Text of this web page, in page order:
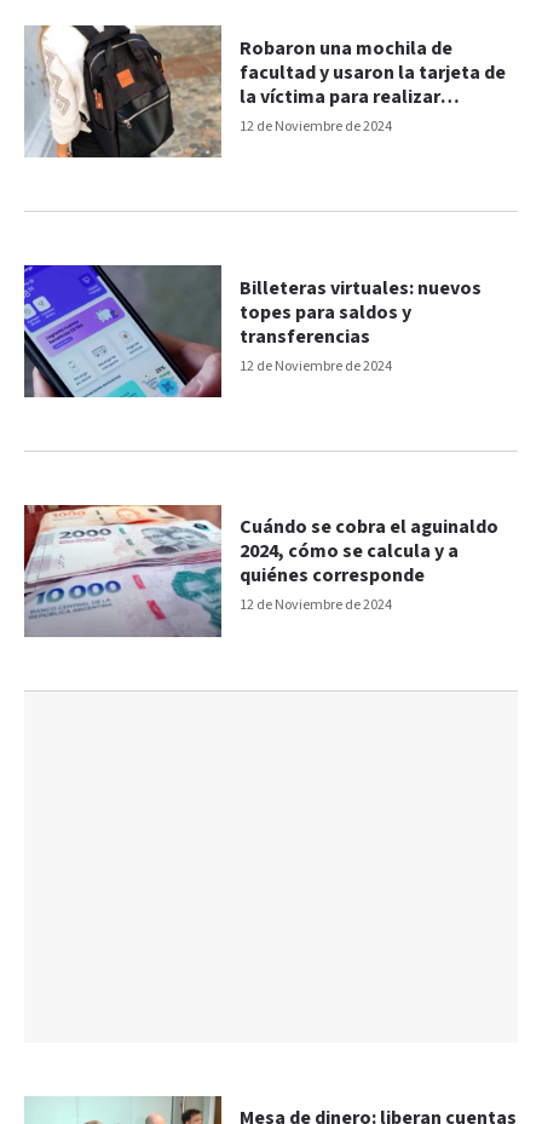
12 de Noviembre de 2024
Robaron una mochila de
facultad y usaron la tarjeta de
la víctima para realizar
compras
12 de Noviembre de 2024
Billeteras virtuales: nuevos
topes para saldos y
transferencias
12 de Noviembre de 2024
Cuándo se cobra el aguinaldo
2024, cómo se calcula y a
quiénes corresponde
Mesa de dinero: liberan cuentas